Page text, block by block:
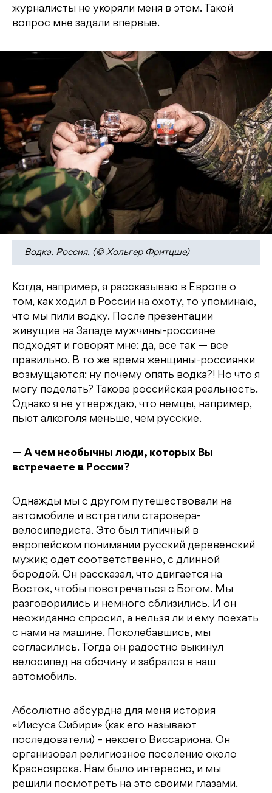
журналисты не укоряли меня в этом. Такой
вопрос мне задали впервые.
Водка. Россия. (© Хольгер Фритцше)
Когда, например, я рассказываю в Европе о
том, как ходил в России на охоту, то упоминаю,
что мы пили водку. После презентации
живущие на Западе мужчины-россияне
подходят и говорят мне: да, все так — все
правильно. В то же время женщины-россиянки
возмущаются: ну почему опять водка?! Но что я
могу поделать? Такова российская реальность.
Однако я не утверждаю, что немцы, например,
пьют алкоголя меньше, чем русские.
— А чем необычны люди, которых Вы
встречаете в России?
Однажды мы с другом путешествовали на
автомобиле и встретили старовера-
велосипедиста. Это был типичный в
европейском понимании русский деревенский
мужик; одет соответственно, с длинной
бородой. Он рассказал, что двигается на
Восток, чтобы повстречаться с Богом. Мы
разговорились и немного сблизились. И он
неожиданно спросил, а нельзя ли и ему поехать
с нами на машине. Поколебавшись, мы
согласились. Тогда он радостно выкинул
велосипед на обочину и забрался в наш
автомобиль.
Абсолютно абсурдна для меня история
«Иисуса Сибири» (как его называют
последователи) – некоего Виссариона. Он
организовал религиозное поселение около
Красноярска. Нам было интересно, и мы
решили посмотреть на это своими глазами.